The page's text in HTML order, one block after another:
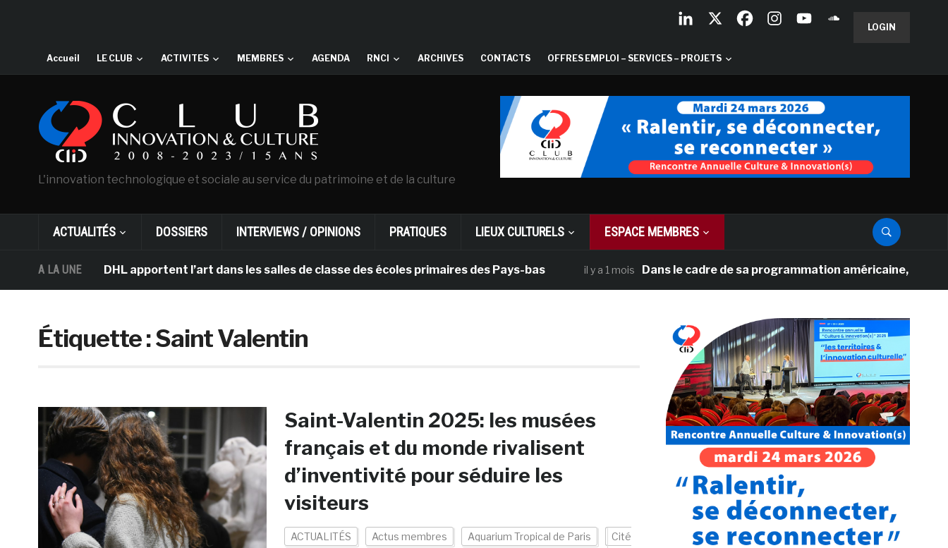
LOGIN
Accueil LE CLUB ACTIVITES MEMBRES AGENDA RNCI ARCHIVES CONTACTS OFFRES EMPLOI – SERVICES – PROJETS
L'innovation technologique et sociale au service du patrimoine et de la culture
ACTUALITÉS DOSSIERS INTERVIEWS / OPINIONS PRATIQUES LIEUX CULTURELS ESPACE MEMBRES
A LA UNEet DHL apportent l’art dans les salles de classe des écoles primaires des Pays-bas il y a 1 mois Dans le cadre de sa programmation américaine, Versailles
Étiquette :Saint Valentin
Saint-Valentin 2025: les musées
français et du monde rivalisent
d’inventivité pour séduire les
visiteurs
ACTUALITÉS Actus membres Aquarium Tropical de Paris Cité